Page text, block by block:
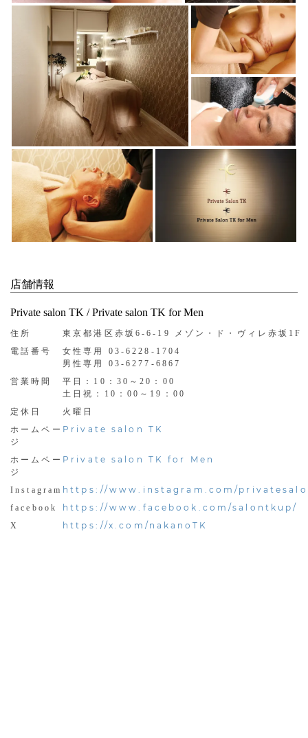
店舗情報
Private salon TK / Private salon TK for Men
住所
東京都港区赤坂6-6-19 メゾン・ド・ヴィレ赤坂1F
電話番号
女性専用 03-6228-1704
男性専用 03-6277-6867
営業時間
平日：10：30～20：00
土日祝：10：00～19：00
定休日
火曜日
ホームペー
ジ
Private salon TK
ホームペー
ジ
Private salon TK for Men
Instagram https://www.instagram.com/
facebook https://www.facebook.com/salontkup/
X https://x.com/nakanoTK